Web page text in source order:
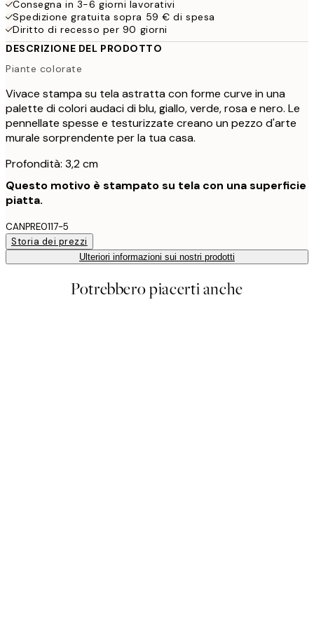
Consegna in 3-6 giorni lavorativi
Spedizione gratuita sopra 59 € di spesa
Diritto di recesso per 90 giorni
DESCRIZIONE DEL PRODOTTO
Piante colorate
Vivace stampa su tela astratta con forme curve in una
palette di colori audaci di blu, giallo, verde, rosa e nero. Le
pennellate spesse e testurizzate creano un pezzo d'arte
murale sorprendente per la tua casa.
Profondità: 3,2 cm
Questo motivo è stampato su tela con una superficie
piatta.
CANPRE0117-5
Storia dei prezzi
Ulteriori informazioni sui nostri prodotti
Potrebbero piacerti anche